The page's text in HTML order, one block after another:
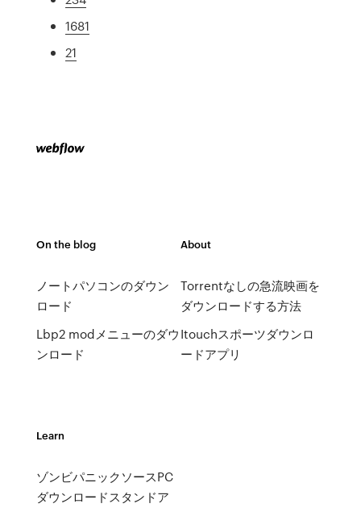
1681
21
On the blog
ノートパソコンのダウン
ロード
Lbp2 modメニューのダウ
ンロード
About
Torrentなしの急流映画を
ダウンロードする方法
Itouchスポーツダウンロ
ードアプリ
Learn
ゾンビパニックソースPC
ダウンロードスタンドア